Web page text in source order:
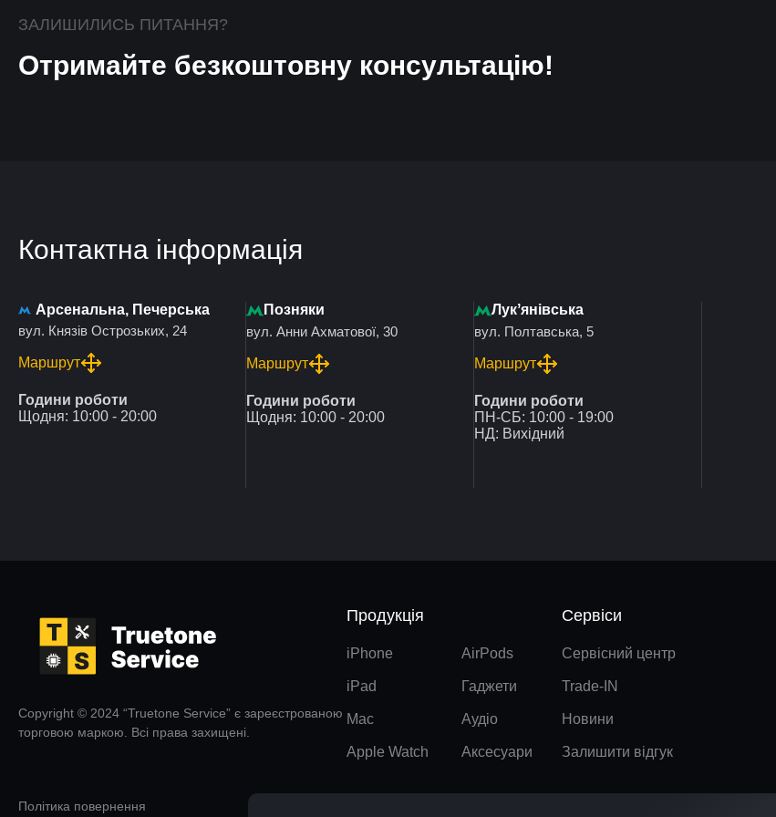
ЗАЛИШИЛИСЬ ПИТАННЯ?
Отримайте безкоштовну консультацію!
Контактна інформація
Арсенальна, Печерська
вул. Князів Острозьких, 24
Маршрут
Години роботи
Щодня: 10:00 - 20:00
Позняки
вул. Анни Ахматової, 30
Маршрут
Години роботи
Щодня: 10:00 - 20:00
Лукʼянівська
вул. Полтавська, 5
Маршрут
Години роботи
ПН-СБ: 10:00 - 19:00
НД: Вихідний
Copyright © 2024 “Truetone Service” є зареєстрованою
торговою маркою. Всі права захищені.
Політика повернення
Продукція
iPhone
iPad
Mac
Apple Watch
AirPods
Гаджети
Аудіо
Аксесуари
Сервіси
Сервісний центр
Trade-IN
Новини
Залишити відгук